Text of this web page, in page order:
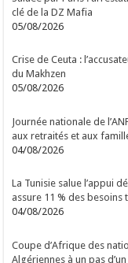
clé de la DZ Mafia
05/08/2026
Crise de Ceuta :
du Makhzen
05/08/2026
Journée nationale de
aux retraités et aux
04/08/2026
La Tunisie salue l’appui
assure 11 % des besoins
04/08/2026
Coupe d’Afrique des
Algériennes à un pas